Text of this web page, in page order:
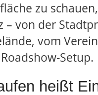
zu
– von der
vom
Setup.
heißt